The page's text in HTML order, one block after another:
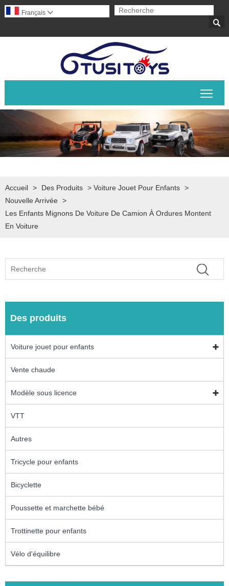

Français 
Accueil > Des Produits > Voiture Jouet Pour Enfants >
Nouvelle Arrivée
>
Les Enfants Mignons De Voiture De Camion À Ordures Montent
En Voiture
Des produits
Voiture jouet pour enfants
Vente chaude
Modèle sous licence
VTT
Autres
Tricycle pour enfants
Bicyclette
Poussette et marchette bébé
Trottinette pour enfants
Vélo d'équilibre